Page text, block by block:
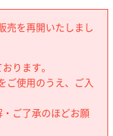
売を再開いたしまし
ります。
ご使用のうえ、ご入
ご了承のほどお願